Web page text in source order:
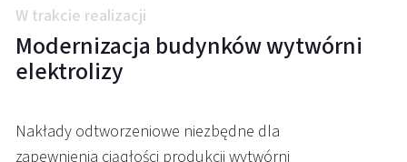
W trakcie realizacji
Modernizacja budynków wytwórni
elektrolizy
Nakłady odtworzeniowe niezbędne dla
zapewnienia ciągłości produkcji wytwórni